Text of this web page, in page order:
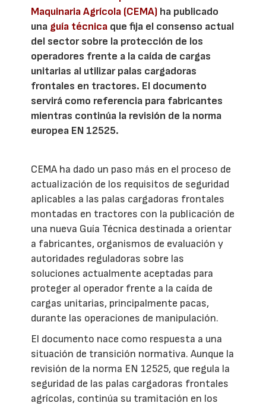
Maquinaria Agrícola (CEMA) ha publicado
una guía técnica que fija el consenso actual
del sector sobre la protección de los
operadores frente a la caída de cargas
unitarias al utilizar palas cargadoras
frontales en tractores. El documento
servirá como referencia para fabricantes
mientras continúa la revisión de la norma
europea EN 12525.
CEMA ha dado un paso más en el proceso de
actualización de los requisitos de seguridad
aplicables a las palas cargadoras frontales
montadas en tractores con la publicación de
una nueva Guía Técnica destinada a orientar
a fabricantes, organismos de evaluación y
autoridades reguladoras sobre las
soluciones actualmente aceptadas para
proteger al operador frente a la caída de
cargas unitarias, principalmente pacas,
durante las operaciones de manipulación.
El documento nace como respuesta a una
situación de transición normativa. Aunque la
revisión de la norma EN 12525, que regula la
seguridad de las palas cargadoras frontales
agrícolas, continúa su tramitación en los